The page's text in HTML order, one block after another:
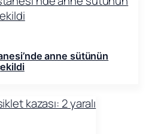
anne sütünün